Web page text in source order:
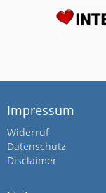
Impressum
Widerruf
Datenschutz
Disclaimer